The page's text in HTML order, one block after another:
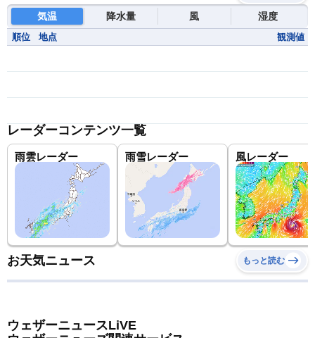
気温 降水量 風 湿度
順位 地点 観測値
レーダーコンテンツ一覧
雨雲レーダー 雨雪レーダー 風レーダー
お天気ニュース もっと読む
ウェザーニュースLiVE